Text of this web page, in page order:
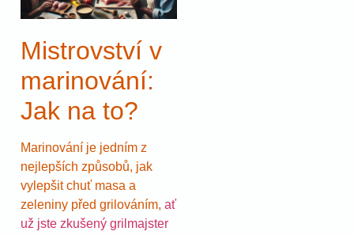
Mistrovství v
marinování:
Jak na to?
Marinování je jedním z
nejlepších způsobů, jak
vylepšit chuť masa a
zeleniny před grilováním, ať
už jste zkušený grilmajster